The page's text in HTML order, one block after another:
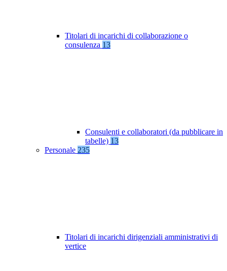
Titolari di incarichi di collaborazione o
consulenza 13
Consulenti e collaboratori (da pubblicare in
tabelle) 13
Personale 235
Titolari di incarichi dirigenziali amministrativi di
vertice